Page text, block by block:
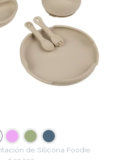
1
Slide 2
Slide 3
Slide
de Silicona Foodie